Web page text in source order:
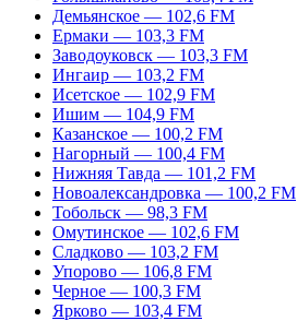
Демьянское — 102,6 FM
Ермаки — 103,3 FM
Заводоуковск — 103,3 FM
Ингаир — 103,2 FM
Исетское — 102,9 FM
Ишим — 104,9 FM
Казанское — 100,2 FM
Нагорный — 100,4 FM
Нижняя Тавда — 101,2 FM
Новоалександровка — 100,2 FM
Тобольск — 98,3 FM
Омутинское — 102,6 FM
Сладково — 103,2 FM
Упорово — 106,8 FM
Черное — 100,3 FM
Ярково — 103,4 FM